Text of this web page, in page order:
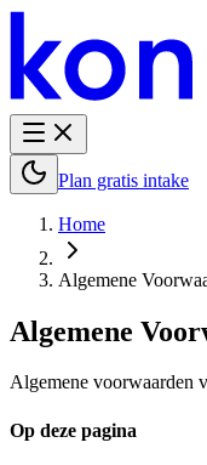
Plan gratis intake
Home
Algemene
Algemene
Algemene voorwaarden
Op deze pagina